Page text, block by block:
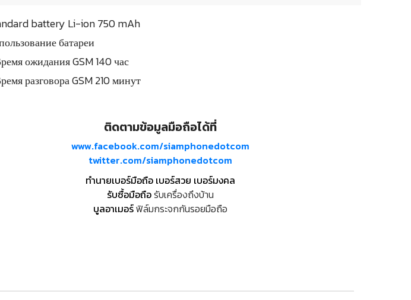
battery Li-ion 750 mAh
батареи
ожидания GSM 140 час
разговора GSM 210 минут
ติดตามข้อมูลมือถือได้ที่
www.facebook.com/siamphonedotcom
twitter.com/siamphonedotcom
ทำนายเบอร์มือถือ เบอร์สวย เบอร์มงคล
รับซื้อมือถือรับเครื่องถึงบ้าน
บูลอาเมอร์ฟิล์มกระจกกันรอยมือถือ